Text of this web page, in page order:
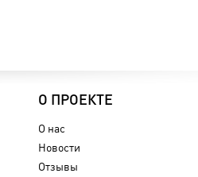
О ПРОЕКТЕ
О нас
Новости
Отзывы